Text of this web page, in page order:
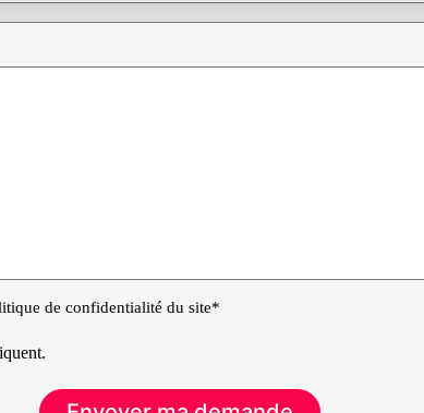
de confidentialité du site*